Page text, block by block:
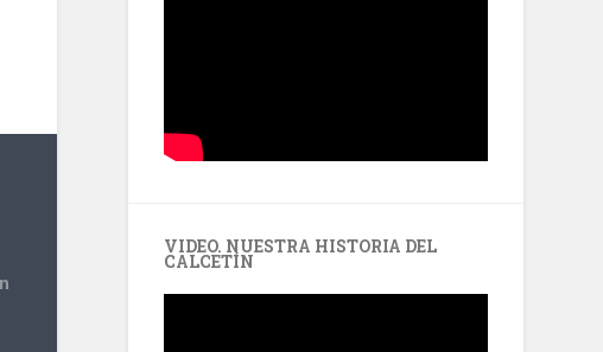
VIDEO. NUESTRA HISTORIA DEL
CALCETÍN